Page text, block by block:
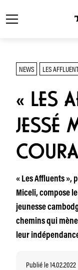
NEWS LES
« LES
JESSÉ
« Les Affluents »,
Miceli, compose
jeunesse
chemins qui
leur
Publié le 14.02.2022